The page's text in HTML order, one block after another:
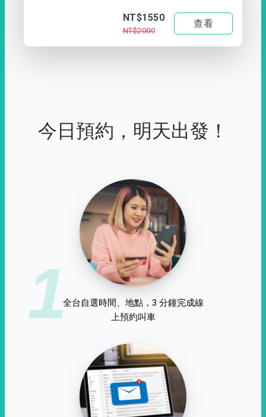
NT$1550
NT$2000
查看
今日預約，明天出發！
1全台自選時間、地點，3 分鐘完成線
上預約叫車